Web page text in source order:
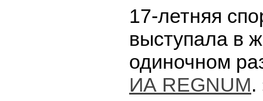
17-летняя
выступала в
одиночном
ИА REGNUM.